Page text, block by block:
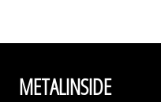
METALINSIDE